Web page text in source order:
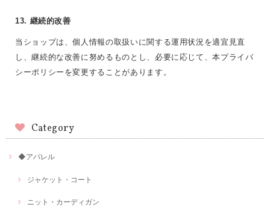
13. 継続的改善
当ショップは、個人情報の取扱いに関する運用状況を適宜見直
し、継続的な改善に努めるものとし、必要に応じて、本プライバ
シーポリシーを変更することがあります。
Category
◆アパレル
ジャケット・コート
ニット・カーディガン